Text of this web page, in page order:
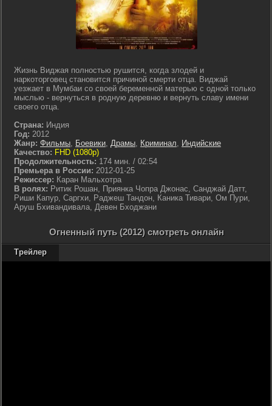
Жизнь Виджая полностью рушится, когда злодей и
наркоторговец становится причиной смерти отца. Виджай
уезжает в Мумбаи со своей беременной матерью с одной только
мыслью - вернуться в родную деревню и вернуть славу имени
своего отца.
Страна: Индия
Год: 2012
Жанр: Фильмы, Боевики, Драмы, Криминал, Индийские
Качество: FHD (1080p)
Продолжительность: 174 мин. / 02:54
Премьера в России: 2012-01-25
Режиссер: Каран Мальхотра
В ролях: Ритик Рошан, Приянка Чопра Джонас, Санджай Датт,
Риши Капур, Саргхи, Раджеш Тандон, Каника Тивари, Ом Пури,
Аруш Бхивандивала, Девен Бходжани
Огненный путь (2012) смотреть онлайн
Трейлер